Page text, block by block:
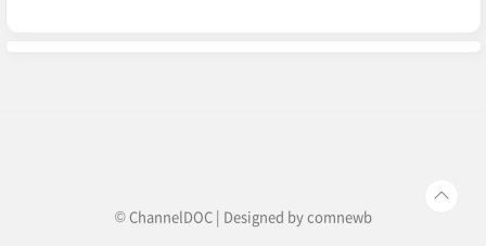
© ChannelDOC | Designed bycomnewb